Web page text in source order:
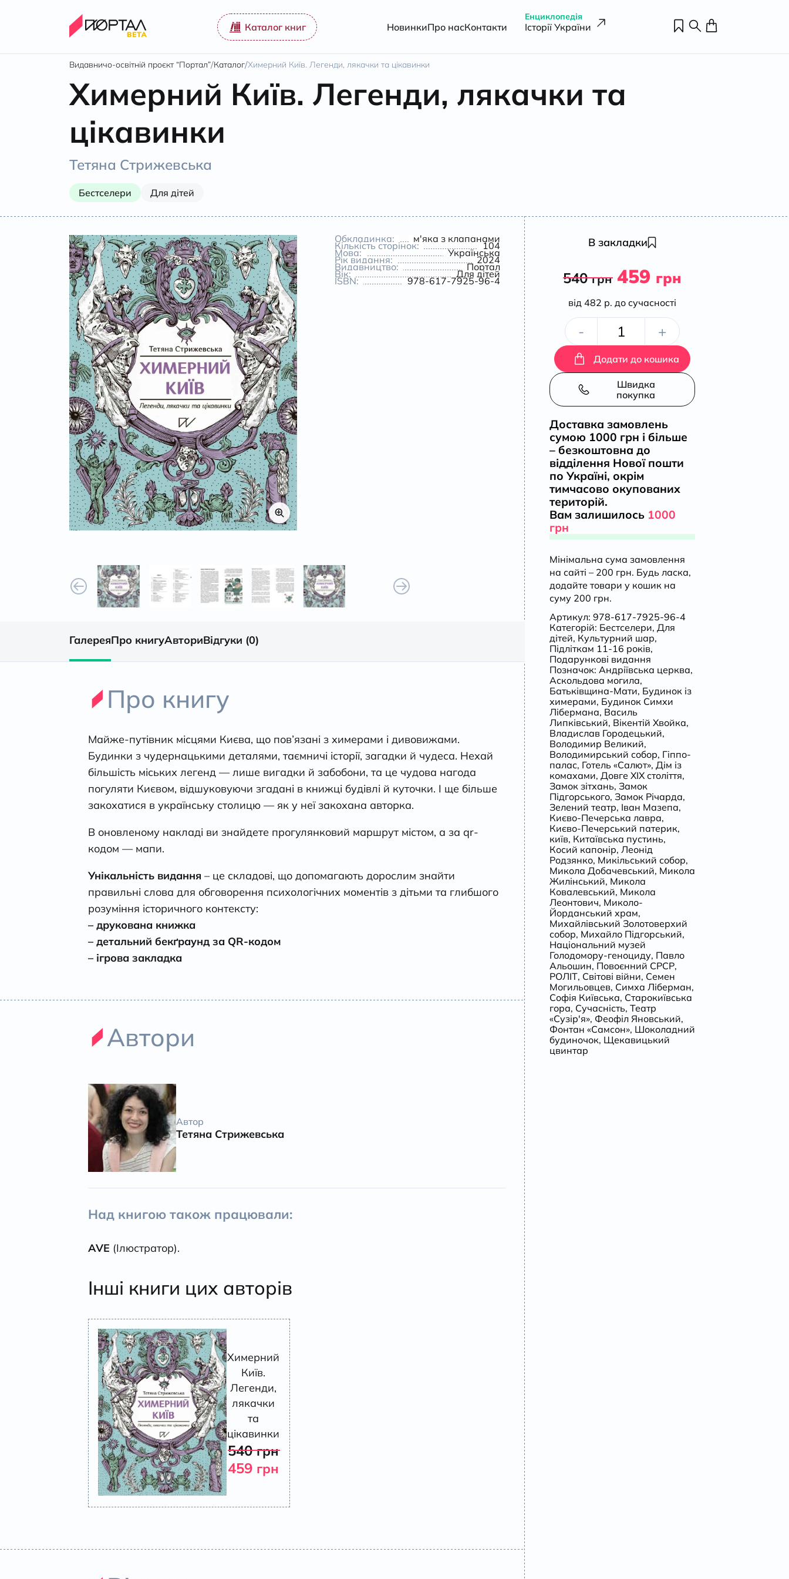
Каталог книг НовинкиПро насКонтакти
Енциклопедія
Історії України
Видавничо-освітній проєкт “Портал”/Каталог/Химерний Київ. Легенди, лякачки та цікавинки
Химерний Київ. Легенди, лякачки та
цікавинки
Тетяна Стрижевська
Бестселери Для дітей
Обкладинка: м'яка з клапанами
Кількість сторінок: 104
Мова: Українська
Рік видання: 2024
Видавництво: Портал
Вік: Для дітей
ISBN: 978-617-7925-96-4
ГалереяПро книгуАвториВідгуки (0)
Про книгу
Майже-путівник місцями Києва, що пов’язані з химерами і дивовижами.
Будинки з чудернацькими деталями, таємничі історії, загадки й чудеса. Нехай
більшість міських легенд — лише вигадки й забобони, та це чудова нагода
погуляти Києвом, відшуковуючи згадані в книжці будівлі й куточки. І ще більше
закохатися в українську столицю — як у неї закохана авторка.
В оновленому накладі ви знайдете прогулянковий маршрут містом, а за qr-
кодом — мапи.
Унікальність видання – це складові, що допомагають дорослим знайти
правильні слова для обговорення психологічних моментів з дітьми та глибшого
розуміння історичного контексту:
– друкована книжка
– детальний бекґраунд за QR-кодом
– ігрова закладка
Автори
Автор
Тетяна Стрижевська
Над книгою також працювали:
AVE (Ілюстратор).
Інші книги цих авторів
Химерний
Київ.
Легенди,
лякачки
та
цікавинки
540грн
459 грн
В закладки
540грн 459 грн
від 482 р. до сучасності
-
Химерний
Київ.
Легенди,
та
цікавинки
кількість
+
Додати до кошика
Швидка
покупка
Доставка замовлень
сумою 1000 грн і більше
– безкоштовна до
відділення Нової пошти
по Україні, окрім
тимчасово окупованих
територій.
Вам залишилось 1000
грн
Мінімальна сума замовлення
на сайті – 200 грн. Будь ласка,
додайте товари у кошик на
суму 200 грн.
Артикул: 978-617-7925-96-4
Категорій: Бестселери, Для
дітей, Культурний шар,
Підліткам 11-16 років,
Подарункові видання
Позначок: Андріївська церква,
Аскольдова могила,
Батьківщина-Мати, Будинок із
химерами, Будинок Симхи
Лібермана, Василь
Липківський, Вікентій Хвойка,
Владислав Городецький,
Володимир Великий,
Володимирський собор, Гіппо-
палас, Готель «Салют», Дім із
комахами, Довге ХІХ століття,
Замок зітхань, Замок
Підгорського, Замок Річарда,
Зелений театр, Іван Мазепа,
Києво-Печерська лавра,
Києво-Печерський патерик,
київ, Китаївська пустинь,
Косий капонір, Леонід
Родзянко, Микільський собор,
Микола Добачевський, Микола
Жилінський, Микола
Ковалевський, Микола
Леонтович, Миколо-
Йорданський храм,
Михайлівський Золотоверхий
собор, Михайло Підгорський,
Національний музей
Голодомору-геноциду, Павло
Альошин, Повоєнний СРСР,
РОЛІТ, Світові війни, Семен
Могильовцев, Симха Ліберман,
Софія Київська, Старокиївська
гора, Сучасність, Театр
«Сузір'я», Феофіл Яновський,
Фонтан «Самсон», Шоколадний
будиночок, Щекавицький
цвинтар